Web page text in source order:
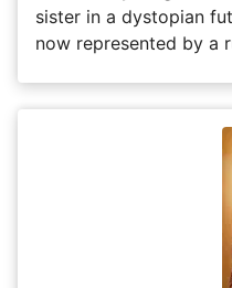
sister in a dystopian
now represented by a